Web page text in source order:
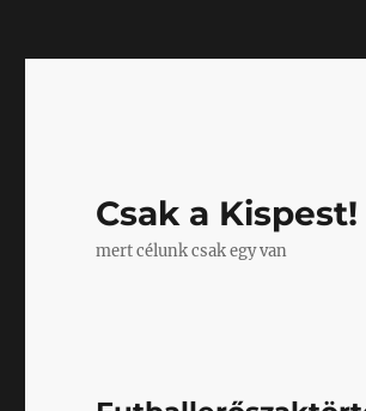
Csak a Kispest!
mert célunk csak egy van